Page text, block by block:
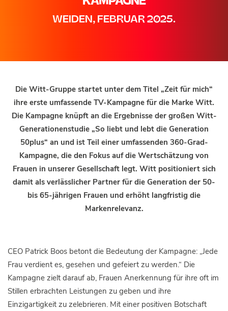
WEIDEN, FEBRUAR 2025.
Die Witt-Gruppe startet unter dem Titel „Zeit für mich“
ihre erste umfassende TV-Kampagne für die Marke Witt.
Die Kampagne knüpft an die Ergebnisse der großen Witt-
Generationenstudie „So liebt und lebt die Generation
50plus“ an und ist Teil einer umfassenden 360-Grad-
Kampagne, die den Fokus auf die Wertschätzung von
Frauen in unserer Gesellschaft legt. Witt positioniert sich
damit als verlässlicher Partner für die Generation der 50-
bis 65-jährigen Frauen und erhöht langfristig die
Markenrelevanz.
CEO Patrick Boos betont die Bedeutung der Kampagne: „Jede
Frau verdient es, gesehen und gefeiert zu werden.“ Die
Kampagne zielt darauf ab, Frauen Anerkennung für ihre oft im
Stillen erbrachten Leistungen zu geben und ihre
Einzigartigkeit zu zelebrieren. Mit einer positiven Botschaft